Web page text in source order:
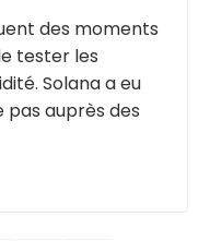
des moments
tester les
Solana a eu
pas auprès des